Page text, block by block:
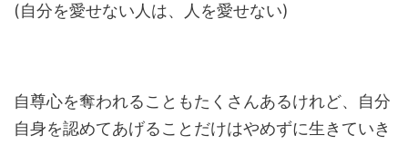
(自分を愛せない人は、人を愛せない)
自尊心を奪われることもたくさんあるけれど、自分
自身を認めてあげることだけはやめずに生きていき